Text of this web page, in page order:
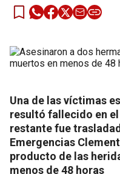
Una de las víctimas
resultó fallecido en
restante fue
Emergencias
producto de las
menos de 48 horas